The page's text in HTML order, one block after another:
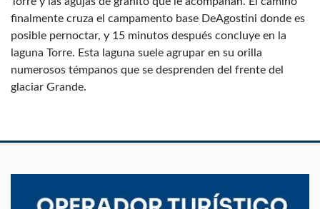
finalmente cruza el campamento base DeAgostini donde es
posible pernoctar, y 15 minutos después concluye en la
laguna Torre. Esta laguna suele agrupar en su orilla
numerosos témpanos que se desprenden del frente del
glaciar Grande.